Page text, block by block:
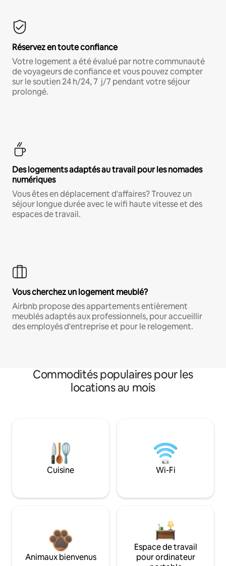
Réservez en toute confiance
Votre logement a été évalué par notre communauté
de voyageurs de confiance et vous pouvez compter
sur le soutien 24 h/24, 7 j/7 pendant votre séjour
prolongé.
Des logements adaptés au travail pour les nomades
numériques
Vous êtes en déplacement d'affaires? Trouvez un
séjour longue durée avec le wifi haute vitesse et des
espaces de travail.
Vous cherchez un logement meublé?
Airbnb propose des appartements entièrement
meublés adaptés aux professionnels, pour accueillir
des employés d'entreprise et pour le relogement.
Commodités populaires pour les
locations au mois
Cuisine Wi-Fi
Animaux bienvenus
Espace de travail
pour ordinateur